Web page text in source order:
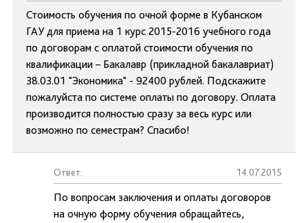
Стоимость обучения по очной форме в Кубанском
ГАУ для приема на 1 курс 2015-2016 учебного года
по договорам с оплатой стоимости обучения по
квалификации – Бакалавр (прикладной бакалавриат)
38.03.01 "Экономика" - 92400 рублей. Подскажите
пожалуйста по системе оплаты по договору. Оплата
производится полностью сразу за весь курс или
возможно по семестрам? Спасибо!
Ответ: 14.07.2015
По вопросам заключения и оплаты договоров
на очную форму обучения обращайтесь,